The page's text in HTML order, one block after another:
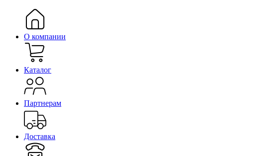
О компании
Каталог
Партнерам
Доставка